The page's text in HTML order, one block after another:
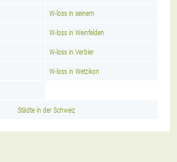
W-loss in seinem
W-loss in Weinfelden
W-loss in Verbier
W-loss in Wetzikon
Städte in der Schweiz